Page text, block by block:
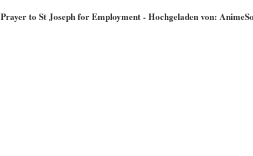
Prayer to St Joseph for Employment - Hochgeladen von: